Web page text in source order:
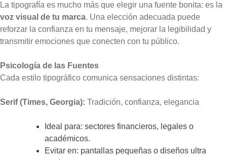
La tipografía es mucho más que elegir una fuente bonita: es la
voz visual de tu marca. Una elección adecuada puede
reforzar la confianza en tu mensaje, mejorar la legibilidad y
transmitir emociones que conecten con tu público.
Psicología de las Fuentes
Cada estilo tipográfico comunica sensaciones distintas:
Serif (Times, Georgia): Tradición, confianza, elegancia
Ideal para: sectores financieros, legales o
académicos.
Evitar en: pantallas pequeñas o diseños ultra